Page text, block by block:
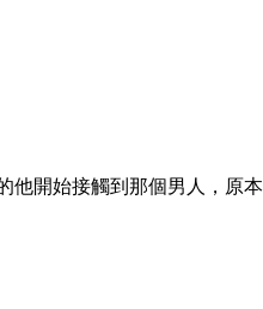
他開始接觸到那個男人，原